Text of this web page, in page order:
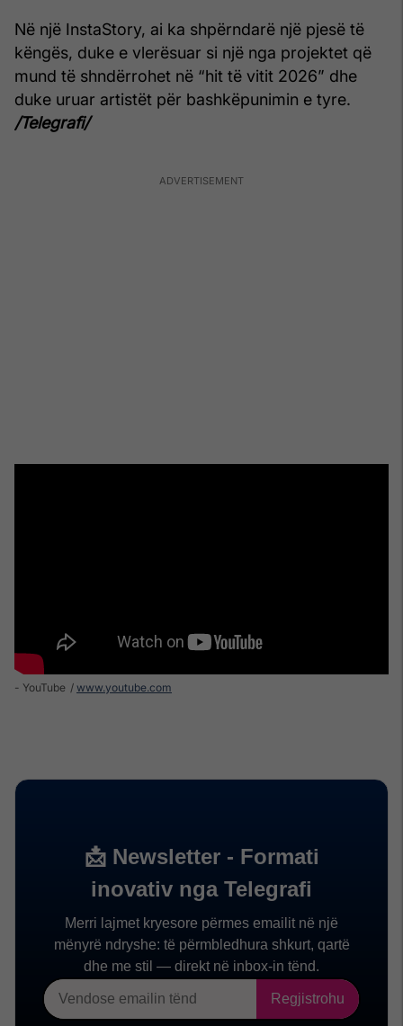
Në një InstaStory, ai ka shpërndarë një pjesë të
këngës, duke e vlerësuar si një nga projektet që
mund të shndërrohet në “hit të vitit 2026” dhe
duke uruar artistët për bashkëpunimin e tyre.
/Telegrafi/
- YouTube www.youtube.com